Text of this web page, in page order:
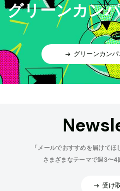
グリーンカン
グリーンカン
「メールでおすすめを届けてほ
さまざまなテーマで週3〜4
受け